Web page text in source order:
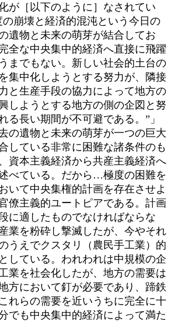
が［以下のように］なされてい
の崩壊と経済的混沌という今日の
遺物と未来の萌芽が結合してお
全な中央集中的経済へ直接に飛躍
までもない。新しい社会的土台の
集中化しようとする努力が、隣接
と生産手段の協力によって地方の
しようとする地方の側の企図と努
る長い期間が不可避である。”」
の遺物と未来の萌芽が一つの巨大
している非常に困難な諸条件のも
資本主義経済から共産主義経済へ
べている。だから…極度の困難を
いて中央集権的計画を存在させよ
僚主義的ユートピアである。計画
に適したものでなければならな
業を粉砕し撃滅したが、今やそれ
うえでクスタリ（農民手工業）的
している。われわれは中規模の企
業を社会化したが、地方の需要は
方において釘が必要であり、蹄鉄
れらの需要を近いうちに完全に十
でも中央集中的経済によって満た